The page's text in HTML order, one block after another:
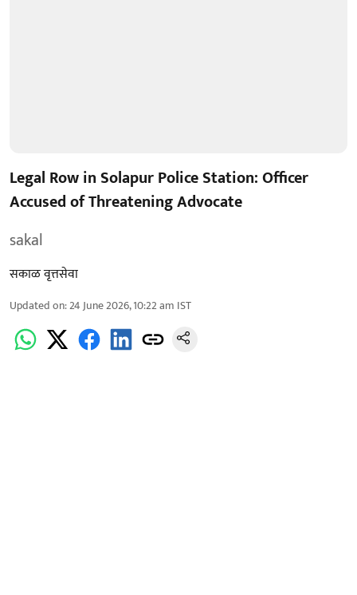
Legal Row in Solapur Police Station: Officer
Accused of Threatening Advocate
sakal
सकाळ वृत्तसेवा
Updated on:24 June 2026, 10:22 am IST